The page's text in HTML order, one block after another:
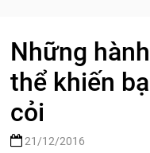
Những
thể khiến
cỏi
21/12/2016